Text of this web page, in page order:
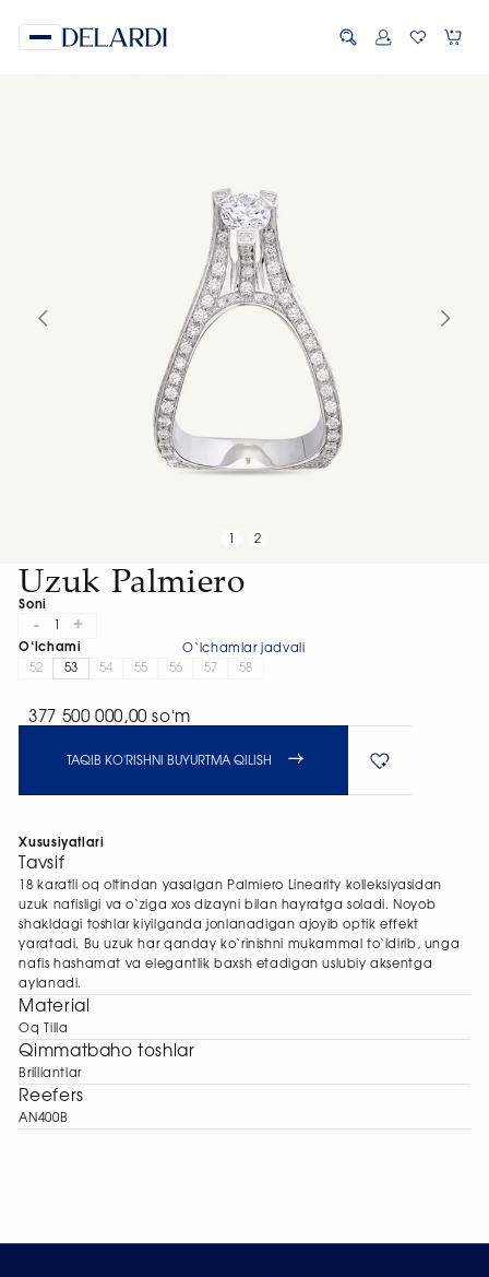
2
Uzuk Palmiero
Soni
- +
O‘lchami
O‘lchamlar jadvali
52
53 54 55 56 57 58
377 500 000,00 soʻm
TAQIB KO'RISHNI BUYURTMA QILISH
Xususiyatlari
Tavsif
18 karatli oq oltindan yasalgan Palmiero Linearity kolleksiyasidan
uzuk nafisligi va o‘ziga xos dizayni bilan hayratga soladi. Noyob
shakldagi toshlar kiyilganda jonlanadigan ajoyib optik effekt
yaratadi. Bu uzuk har qanday ko‘rinishni mukammal to‘ldirib, unga
nafis hashamat va elegantlik baxsh etadigan uslubiy aksentga
aylanadi.
Material
Oq Tilla
Qimmatbaho toshlar
Brilliantlar
Reefers
AN400B